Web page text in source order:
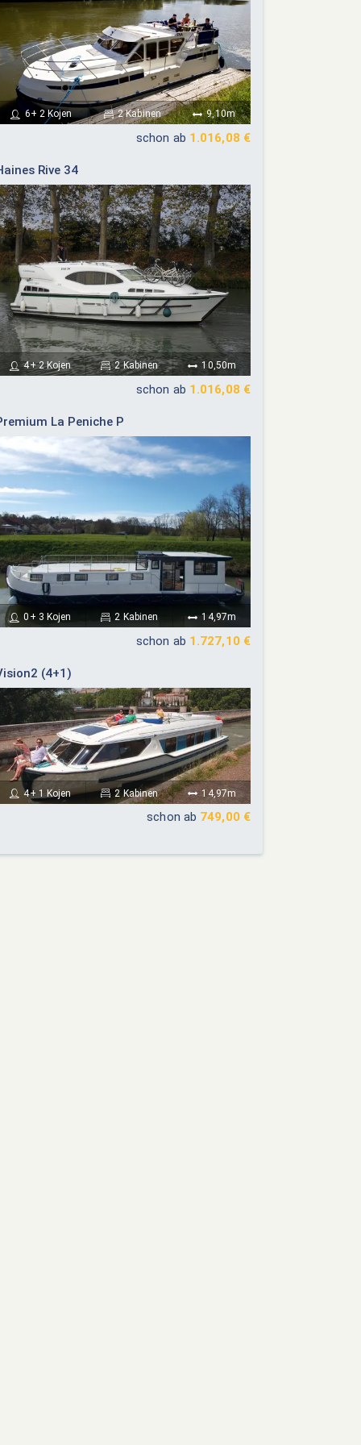
6+ 2 Kojen 2 Kabinen 9,10m
schon ab 1.016,08 €
Rive 34
4+ 2 Kojen 2 Kabinen 10,50m
schon ab 1.016,08 €
La Peniche P
0+ 3 Kojen 2 Kabinen 14,97m
schon ab 1.727,10 €
(4+1)
4+ 1 Kojen 2 Kabinen 14,97m
schon ab 749,00 €